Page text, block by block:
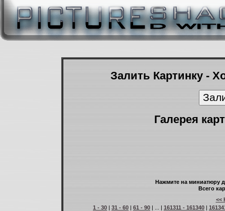
Залить Картинку -
Галерея
Нажмите на миниатюру
Всего
<<
1 - 30 | 31 - 60 | 61 - 90 | ... | 161311 - 161340 |